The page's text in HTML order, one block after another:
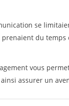
se
du
vous
assurer un